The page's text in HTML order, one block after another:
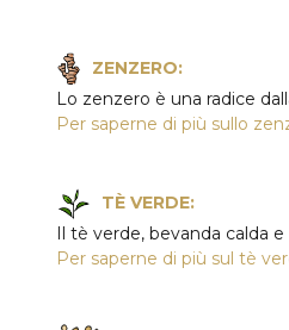
ZENZERO:
Lo zenzero è una radice
Per saperne di più sullo
TÈ VERDE:
Il tè verde, bevanda calda
Per saperne di più sul tè